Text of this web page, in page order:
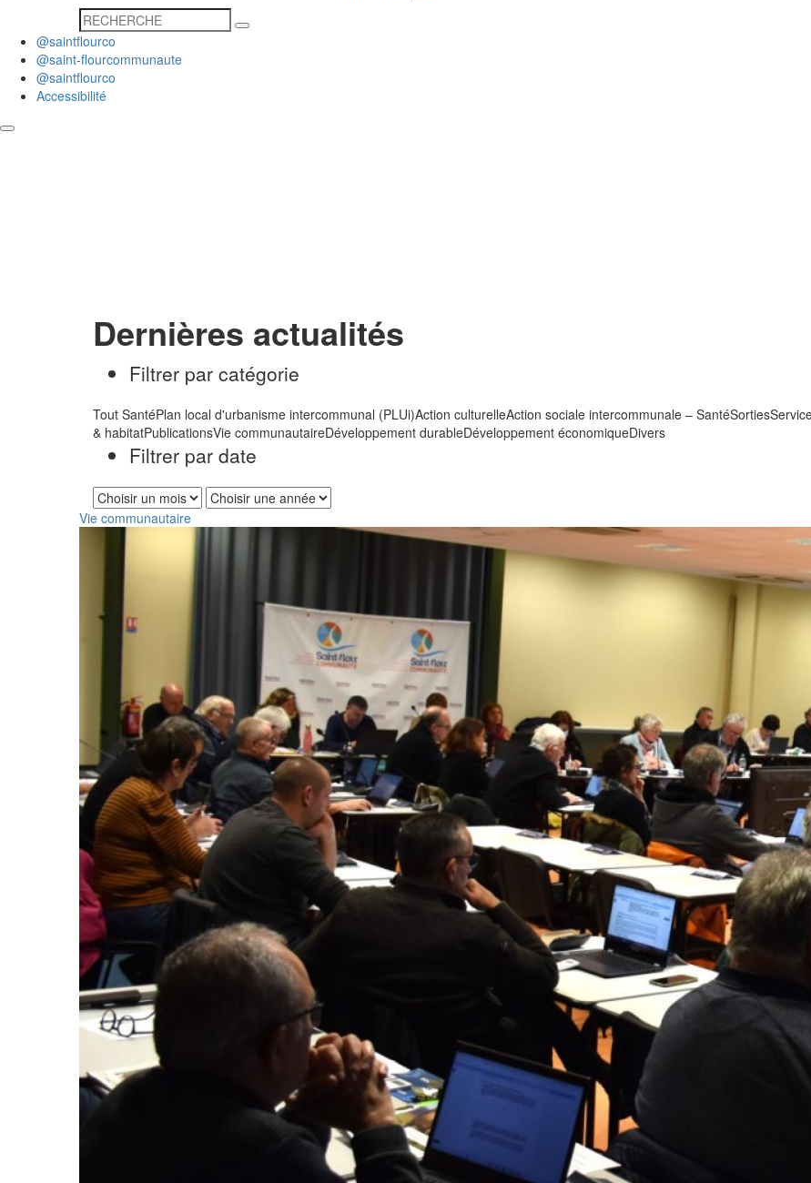
@saintflourco
@saint-flourcommunaute
@saintflourco
Accessibilité
Dernières actualités
Filtrer par catégorie
Tout SantéPlan local d'urbanisme intercommunal (PLUi)Action culturelleAction sociale intercommunale – SantéSorties
& habitatPublicationsVie communautaireDéveloppement durableDéveloppement économiqueDivers
Filtrer par date
Vie communautaire